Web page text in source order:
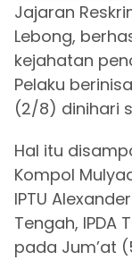
Jajaran
Lebong,
kejahatan
Pelaku
(2/8) dinihari
Hal itu
Kompol
IPTU
Tengah, IPDA
pada Jum’at